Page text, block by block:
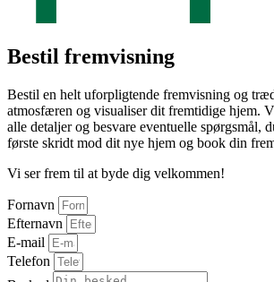
Bestil fremvisning
Bestil en helt uforpligtende fremvisning og
atmosfæren og visualiser dit fremtidige hjem.
alle detaljer og besvare eventuelle spørgsmål,
første skridt mod dit nye hjem og book din
Vi ser frem til at byde dig velkommen!
Fornavn
Efternavn
E-mail
Telefon